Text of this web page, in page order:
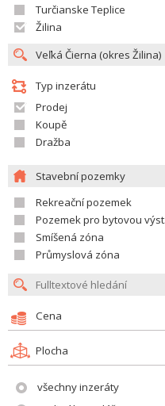
Turčianske Teplice
Žilina
Typ inzerátu
Prodej
Koupě
Dražba
Stavební pozemky
Rekreační pozemek
Pozemek pro bytovou výstavbu
Smíšená zóna
Průmyslová zóna
Cena
Plocha
všechny inzeráty